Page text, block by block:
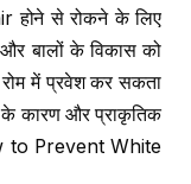
होने से रोकने के लिए
बालों के विकास को
में प्रवेश कर सकता
कारण और प्राकृतिक
to Prevent White